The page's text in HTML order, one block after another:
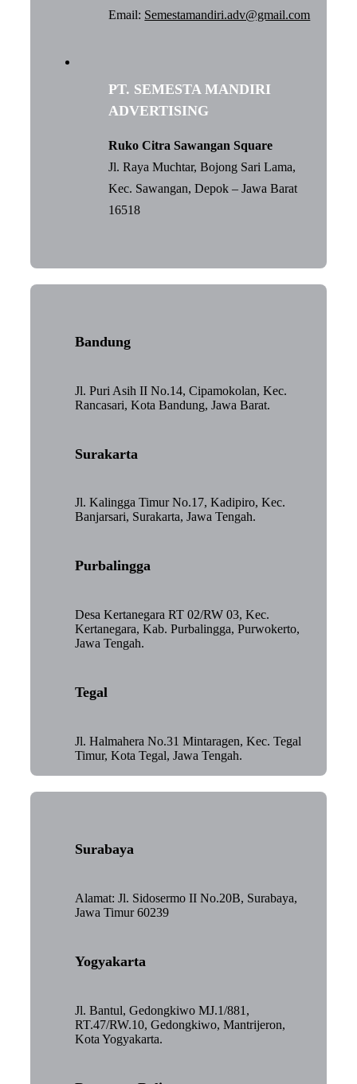
Email: Semestamandiri.adv@gmail.com
PT. SEMESTA MANDIRI
ADVERTISING
Ruko Citra Sawangan Square
Jl. Raya Muchtar, Bojong Sari Lama,
Kec. Sawangan, Depok – Jawa Barat
16518
Bandung
Jl. Puri Asih II No.14, Cipamokolan, Kec.
Rancasari, Kota Bandung, Jawa Barat.
Surakarta
Jl. Kalingga Timur No.17, Kadipiro, Kec.
Banjarsari, Surakarta, Jawa Tengah.
Purbalingga
Desa Kertanegara RT 02/RW 03, Kec.
Kertanegara, Kab. Purbalingga, Purwokerto,
Jawa Tengah.
Tegal
Jl. Halmahera No.31 Mintaragen, Kec. Tegal
Timur, Kota Tegal, Jawa Tengah.
Surabaya
Alamat: Jl. Sidosermo II No.20B, Surabaya,
Jawa Timur 60239
Yogyakarta
Jl. Bantul, Gedongkiwo MJ.1/881,
RT.47/RW.10, Gedongkiwo, Mantrijeron,
Kota Yogyakarta.